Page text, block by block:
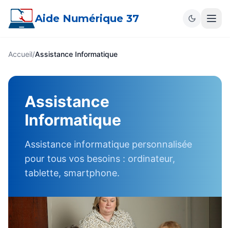
Aide Numérique 37
Accueil/Assistance Informatique
Assistance
Informatique
Assistance informatique personnalisée
pour tous vos besoins : ordinateur,
tablette, smartphone.